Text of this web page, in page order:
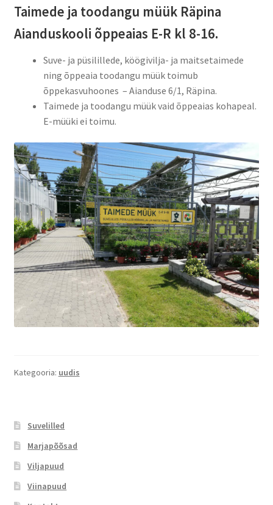
Taimede ja toodangu müük Räpina
Aianduskooli õppeaias E-R kl 8-16.
Suve- ja püsilillede, köögivilja- ja maitsetaimede
ning õppeaia toodangu müük toimub
õppekasvuhoones – Aianduse 6/1, Räpina.
Taimede ja toodangu müük vaid õppeaias kohapeal.
E-müüki ei toimu.
Kategooria: uudis
Suvelilled
Marjapõõsad
Viljapuud
Viinapuud